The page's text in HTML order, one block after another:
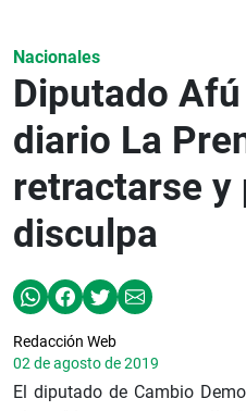
Nacionales
Diputado
diario La
retractarse y
disculpa
Redacción Web
02 de agosto de 2019
El diputado de Cambio